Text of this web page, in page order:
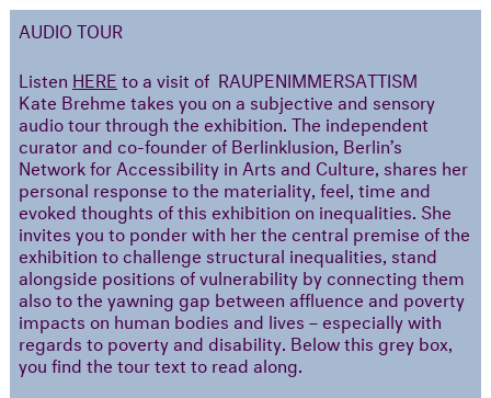
AUDIO TOUR
Listen HERE to a visit of RAUPENIMMERSATTISM
Kate Brehme takes you on a subjective and sensory
audio tour through the exhibition. The independent
curator and co-founder of Berlinklusion, Berlin’s
Network for Accessibility in Arts and Culture, shares her
personal response to the materiality, feel, time and
evoked thoughts of this exhibition on inequalities. She
invites you to ponder with her the central premise of the
exhibition to challenge structural inequalities, stand
alongside positions of vulnerability by connecting them
also to the yawning gap between affluence and poverty
impacts on human bodies and lives – especially with
regards to poverty and disability. Below this grey box,
you find the tour text to read along.